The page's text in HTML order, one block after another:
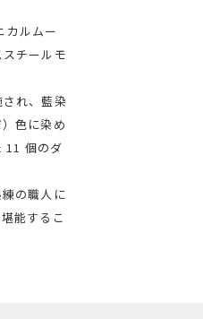
カルムー
チールモ
れ、藍染
色に染め
11 個のダ
の職人に
能するこ